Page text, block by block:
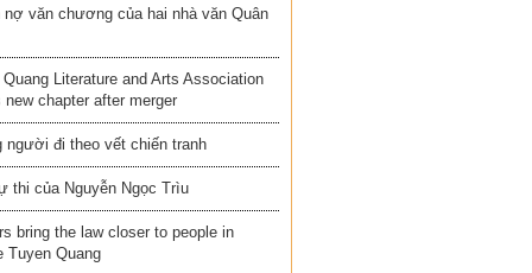
nợ văn chương của hai nhà văn Quân
Literature and Arts Association
new chapter after merger
người đi theo vết chiến tranh
thi của Nguyễn Ngọc Trìu
bring the law closer to people in
Tuyen Quang